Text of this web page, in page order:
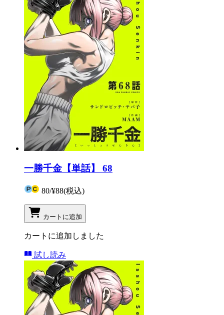
一勝千金【単話】 68
80/¥88(税込)
カートに追加
カートに追加しました
試し読み